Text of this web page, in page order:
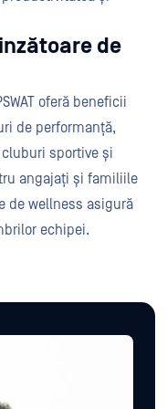
de
oferă beneficii
de performanță,
sportive și
angajați și familiile
de wellness asigură
echipei.